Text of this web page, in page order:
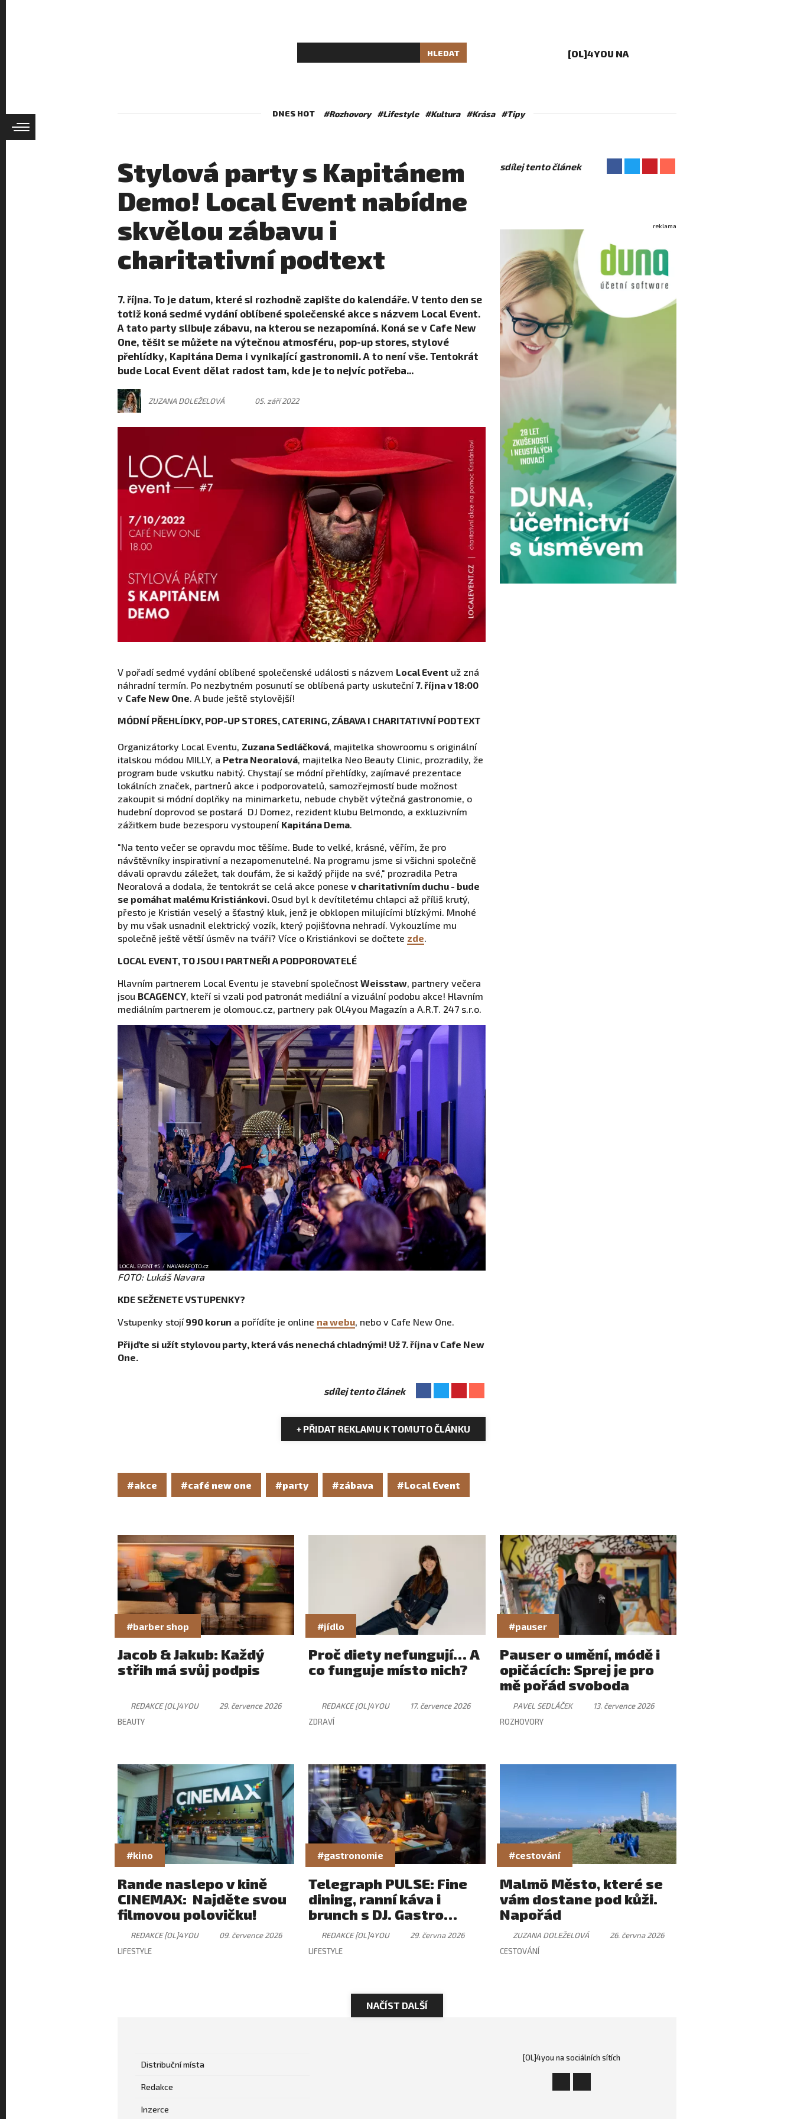
HLEDAT [OL]4YOU NA
DNES HOT #Rozhovory #Lifestyle #Kultura #Krása #Tipy
Stylová party s Kapitánem
Demo! Local Event nabídne
skvělou zábavu i
charitativní podtext
7. října. To je datum, které si rozhodně zapište do kalendáře. V tento den se
totiž koná sedmé vydání oblíbené společenské akce s názvem Local Event.
A tato party slibuje zábavu, na kterou se nezapomíná. Koná se v Cafe New
One, těšit se můžete na výtečnou atmosféru, pop-up stores, stylové
přehlídky, Kapitána Dema i vynikající gastronomii. A to není vše. Tentokrát
bude Local Event dělat radost tam, kde je to nejvíc potřeba...
ZUZANA DOLEŽELOVÁ 05. září 2022
V pořadí sedmé vydání oblíbené společenské události s názvem Local Event už zná
náhradní termín. Po nezbytném posunutí se oblíbená party uskuteční 7. října v 18:00
v Cafe New One. A bude ještě stylovější!
MÓDNÍ PŘEHLÍDKY, POP-UP STORES, CATERING, ZÁBAVA I CHARITATIVNÍ PODTEXT
Organizátorky Local Eventu, Zuzana Sedláčková, majitelka showroomu s originální
italskou módou MILLY, a Petra Neoralová, majitelka Neo Beauty Clinic, prozradily, že
program bude vskutku nabitý. Chystají se módní přehlídky, zajímavé prezentace
lokálních značek, partnerů akce i podporovatelů, samozřejmostí bude možnost
zakoupit si módní doplňky na minimarketu, nebude chybět výtečná gastronomie, o
hudební doprovod se postará DJ Domez, rezident klubu Belmondo, a exkluzivním
zážitkem bude bezesporu vystoupení Kapitána Dema.
"Na tento večer se opravdu moc těšíme. Bude to velké, krásné, věřím, že pro
návštěvníky inspirativní a nezapomenutelné. Na programu jsme si všichni společně
dávali opravdu záležet, tak doufám, že si každý přijde na své," prozradila Petra
Neoralová a dodala, že tentokrát se celá akce ponese v charitativním duchu - bude
se pomáhat malému Kristiánkovi. Osud byl k devítiletému chlapci až příliš krutý,
přesto je Kristián veselý a šťastný kluk, jenž je obklopen milujícími blízkými. Mnohé
by mu však usnadnil elektrický vozík, který pojišťovna nehradí. Vykouzlíme mu
společně ještě větší úsměv na tváři? Více o Kristiánkovi se dočtete zde.
LOCAL EVENT, TO JSOU I PARTNEŘI A PODPOROVATELÉ
Hlavním partnerem Local Eventu je stavební společnost Weisstaw, partnery večera
jsou BCAGENCY, kteří si vzali pod patronát mediální a vizuální podobu akce! Hlavním
mediálním partnerem je olomouc.cz, partnery pak OL4you Magazín a A.R.T. 247 s.r.o.
FOTO: Lukáš Navara
KDE SEŽENETE VSTUPENKY?
Vstupenky stojí 990 korun a pořídíte je online na webu, nebo v Cafe New One.
Přijďte si užít stylovou party, která vás nenechá chladnými! Už 7. října v Cafe New
One.
sdílej tento článek
+ PŘIDAT REKLAMU K TOMUTO ČLÁNKU
#akce #café new one #party #zábava #Local Event
sdílej tento článek
reklama
#barber shop
Jacob & Jakub: Každý
střih má svůj podpis
REDAKCE [OL]4YOU
29. července 2026
BEAUTY
#jídlo
Proč diety nefungují… A
co funguje místo nich?
REDAKCE [OL]4YOU
17. července 2026
ZDRAVÍ
#pauser
Pauser o umění, módě i
opičácích: Sprej je pro
mě pořád svoboda
PAVEL SEDLÁČEK
13. července 2026
ROZHOVORY
#kino
Rande naslepo v kině
CINEMAX: Najděte svou
filmovou polovičku!
REDAKCE [OL]4YOU
09. července 2026
LIFESTYLE
#gastronomie
Telegraph PULSE: Fine
dining, ranní káva i
brunch s DJ. Gastro
zážitek, který má svůj
rytmus
REDAKCE [OL]4YOU
29. června 2026
LIFESTYLE
#cestování
Malmö Město, které se
vám dostane pod kůži.
Napořád
ZUZANA DOLEŽELOVÁ
26. června 2026
CESTOVÁNÍ
NAČÍST DALŠÍ
Distribuční místa
Redakce
Inzerce
[OL]4you na sociálních sítích